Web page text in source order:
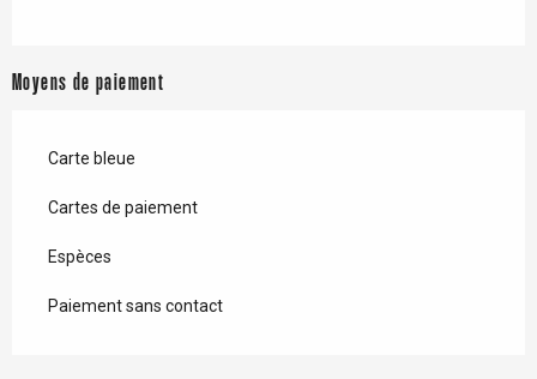
Moyens de paiement
Carte bleue
Cartes de paiement
Espèces
Paiement sans contact